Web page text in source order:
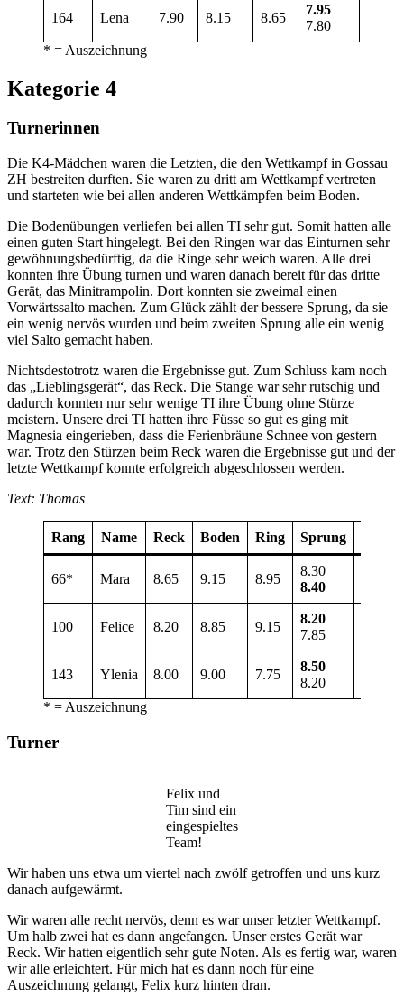
164 Lena 7.90 8.15 8.65
7.95
7.80
* = Auszeichnung
Kategorie 4
Turnerinnen
Die K4-Mädchen waren die Letzten, die den Wettkampf in Gossau
ZH bestreiten durften. Sie waren zu dritt am Wettkampf vertreten
und starteten wie bei allen anderen Wettkämpfen beim Boden.
Die Bodenübungen verliefen bei allen TI sehr gut. Somit hatten alle
einen guten Start hingelegt. Bei den Ringen war das Einturnen sehr
gewöhnungsbedürftig, da die Ringe sehr weich waren. Alle drei
konnten ihre Übung turnen und waren danach bereit für das dritte
Gerät, das Minitrampolin. Dort konnten sie zweimal einen
Vorwärtssalto machen. Zum Glück zählt der bessere Sprung, da sie
ein wenig nervös wurden und beim zweiten Sprung alle ein wenig
viel Salto gemacht haben.
Nichtsdestotrotz waren die Ergebnisse gut. Zum Schluss kam noch
das „Lieblingsgerät“, das Reck. Die Stange war sehr rutschig und
dadurch konnten nur sehr wenige TI ihre Übung ohne Stürze
meistern. Unsere drei TI hatten ihre Füsse so gut es ging mit
Magnesia eingerieben, dass die Ferienbräune Schnee von gestern
war. Trotz den Stürzen beim Reck waren die Ergebnisse gut und der
letzte Wettkampf konnte erfolgreich abgeschlossen werden.
Text: Thomas
Rang Name Reck Boden Ring Sprung
66* Mara 8.65 9.15 8.95
8.30
8.40
100 Felice 8.20 8.85 9.15
8.20
7.85
143 Ylenia 8.00 9.00 7.75
8.50
8.20
* = Auszeichnung
Turner
Felix und
Tim sind ein
eingespieltes
Team!
Wir haben uns etwa um viertel nach zwölf getroffen und uns kurz
danach aufgewärmt.
Wir waren alle recht nervös, denn es war unser letzter Wettkampf.
Um halb zwei hat es dann angefangen. Unser erstes Gerät war
Reck. Wir hatten eigentlich sehr gute Noten. Als es fertig war, waren
wir alle erleichtert. Für mich hat es dann noch für eine
Auszeichnung gelangt, Felix kurz hinten dran.